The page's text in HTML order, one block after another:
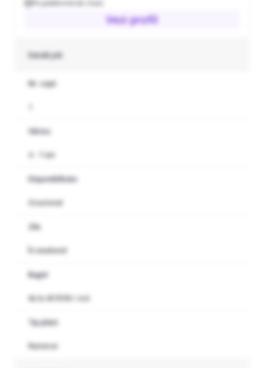
Pe platformă de 2 luni
Vezi profil
Detalii job
Nr. copii
Vârsta
4 - 7 ani
Disponibilitate
Ocazional
Zile
În weekend
Buget
de la 40 RON / oră
Tip plată
Numerar